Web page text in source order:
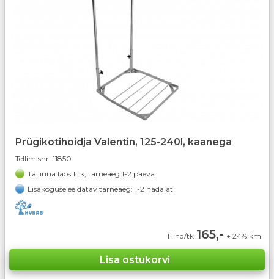
Prügikotihoidja Valentin, 125-240l, kaanega
Tellimisnr: 11850
Tallinna laos 1 tk, tarneaeg 1-2 päeva
Lisakoguse eeldatav tarneaeg: 1-2 nädalat
Hind/tk 165,- + 24% km